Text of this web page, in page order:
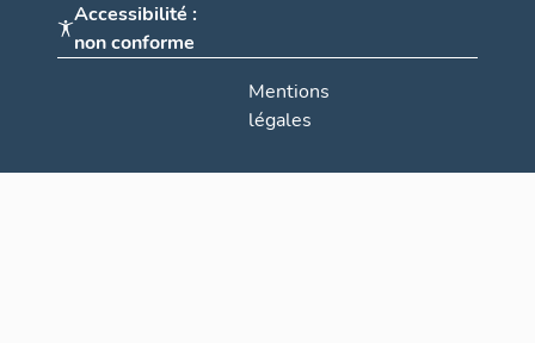
Accessibilité :
non conforme
Mentions
légales